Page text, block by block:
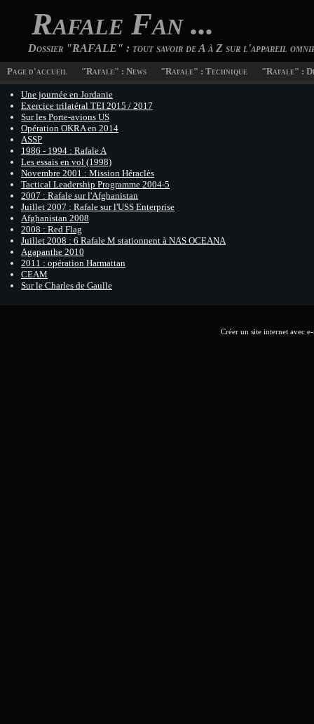
Rafale Fan ...
Dossier "RAFALE" : tout savoir de A à Z sur l'appareil
Page d'accueil "Rafale" : News "Rafale" : Technique "Rafale" :
Une journée en Jordanie
Exercice trilatéral TEI 2015 / 2017
Sur les Porte-avions US
Opération OKRA en 2014
ASSP
1986 - 1994 : Rafale A
Les essais en vol (1998)
Novembre 2001 : Mission Héraclès
Tactical Leadership Programme 2004-5
2007 : Rafale sur l'Afghanistan
Juillet 2007 : Rafale sur l'USS Enterprise
Afghanistan 2008
2008 : Red Flag
Juillet 2008 : 6 Rafale M stationnent à NAS OCEANA
Agapanthe 2010
2011 : opération Harmattan
CEAM
Sur le Charles de Gaulle
Créer un site internet avec